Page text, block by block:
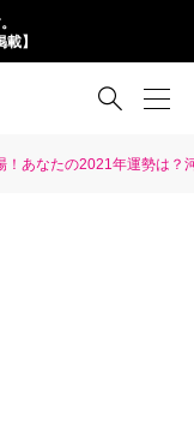
】

！あなたの2021年運勢は